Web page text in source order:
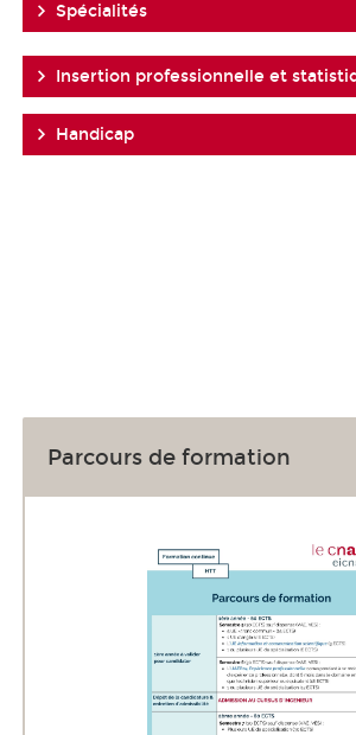
Spécialités
Insertion professionnelle et
Handicap
Parcours de formation